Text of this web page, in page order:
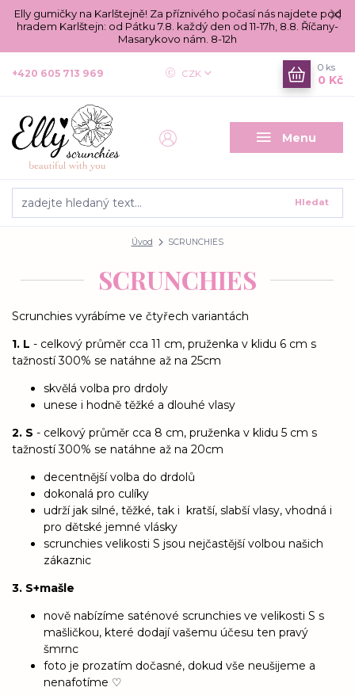
Elly gumičky na Karlštejně! Za příznivého počasí nás najdete pod
hradem Karlštejn: od Pátku 7.8. každý den od 11-17h, 8.8. Říčany-
Masarykovo nám. 8-12h
Menu
CZK
Hledat
+420 605 713 969
0 ks
0 Kč
Úvod SCRUNCHIES
SCRUNCHIES
Scrunchies vyrábíme ve čtyřech variantách
1. L - celkový průměr cca 11 cm, pruženka v klidu 6 cm s
tažností 300% se natáhne až na 25cm
skvělá volba pro drdoly
unese i hodně těžké a dlouhé vlasy
2. S - celkový průměr cca 8 cm, pruženka v klidu 5 cm s
tažností 300% se natáhne až na 20cm
decentnější volba do drdolů
dokonalá pro culíky
udrží jak silné, těžké, tak i kratší, slabší vlasy, vhodná i
pro dětské jemné vlásky
scrunchies velikosti S jsou nejčastější volbou našich
zákaznic
3. S+mašle
nově nabízíme saténové scrunchies ve velikosti S s
mašličkou, které dodají vašemu účesu ten pravý
šmrnc
foto je prozatím dočasné, dokud vše neušijeme a
nenafotíme ♡